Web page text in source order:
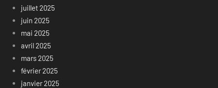
juillet 2025
juin 2025
mai 2025
avril 2025
mars 2025
février 2025
janvier 2025